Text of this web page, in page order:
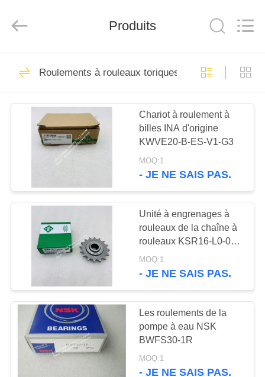
APERÇU
PRODUITS
PROPOS
NOUS
VISITE
D'USINE
CONTRÔLE
DE
QUALITÉ
YiWu
Triumph
Developed
Rameau à rouleaux
coniques
127
roulement à billes à
rainure profonde
142
roulements à
rouleaux
129
Produits
Roulements à rouleaux toriques CARB, roulement
Chariot à roulement à
billes INA d'origine
KWVE20-B-ES-V1-G3
MOQ:1
- JE NE SAIS PAS.
Unité à engrenages à
rouleaux de la chaîne à
rouleaux KSR16-L0-08-
10-16-08
MOQ:1
- JE NE SAIS PAS.
Les roulements de la
pompe à eau NSK
BWFS30-1R
MOQ:1
- JE NE SAIS PAS.